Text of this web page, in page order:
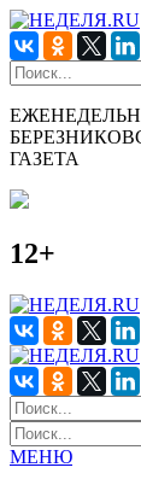
ГАЗЕТА
12+
МЕНЮ